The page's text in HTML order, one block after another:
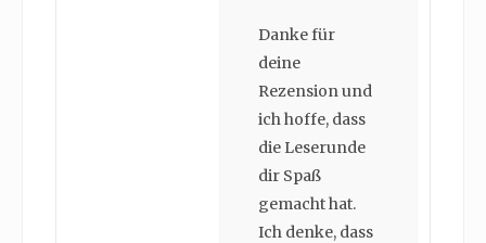
Danke für
deine
Rezension und
ich hoffe, dass
die Leserunde
dir Spaß
gemacht hat.
Ich denke, dass